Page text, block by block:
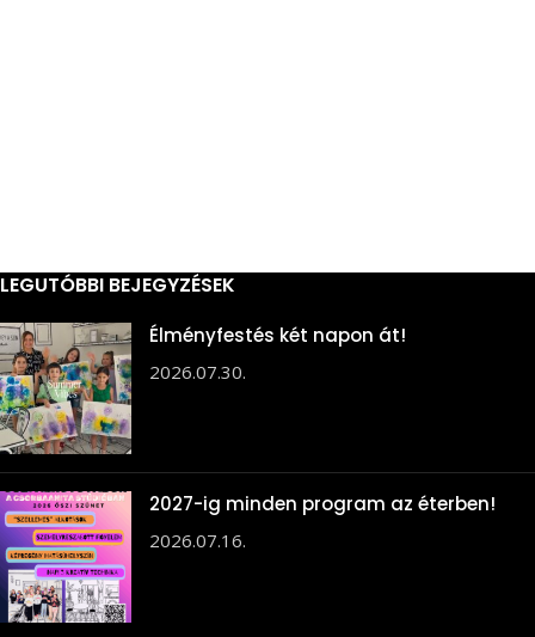
LEGUTÓBBI BEJEGYZÉSEK
Élményfestés két napon át!
2026.07.30.
2027-ig minden program az éterben!
2026.07.16.